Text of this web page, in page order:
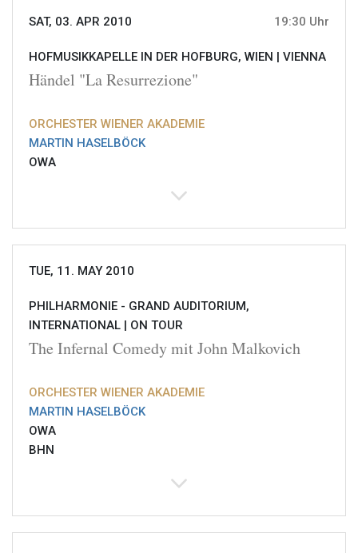
SAT, 03. APR 2010 19:30 Uhr
HOFMUSIKKAPELLE IN DER HOFBURG, WIEN | VIENNA
Händel "La Resurrezione"
ORCHESTER WIENER AKADEMIE
MARTIN HASELBÖCK
OWA
TUE, 11. MAY 2010
PHILHARMONIE - GRAND AUDITORIUM,
INTERNATIONAL | ON TOUR
The Infernal Comedy mit John Malkovich
ORCHESTER WIENER AKADEMIE
MARTIN HASELBÖCK
OWA
BHN